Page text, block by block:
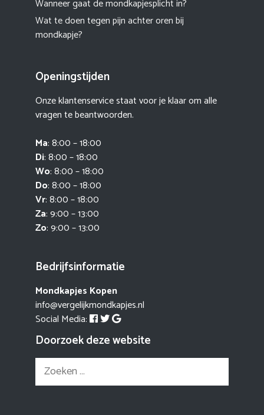
Wanneer gaat de mondkapjesplicht in?
Wat te doen tegen pijn achter oren bij
mondkapje?
Openingstijden
Onze klantenservice staat voor je klaar om alle
vragen te beantwoorden.
Ma: 8:00 – 18:00
Di: 8:00 – 18:00
Wo: 8:00 – 18:00
Do: 8:00 – 18:00
Vr: 8:00 – 18:00
Za: 9:00 – 13:00
Zo: 9:00 – 13:00
Bedrijfsinformatie
Mondkapjes Kopen
info@vergelijkmondkapjes.nl
Social Media:
Doorzoek deze website
Zoek
naar: